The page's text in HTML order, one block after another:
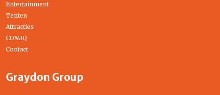
Entertainment
Tenten
Attracties
COMIQ
Contact
Graydon Group